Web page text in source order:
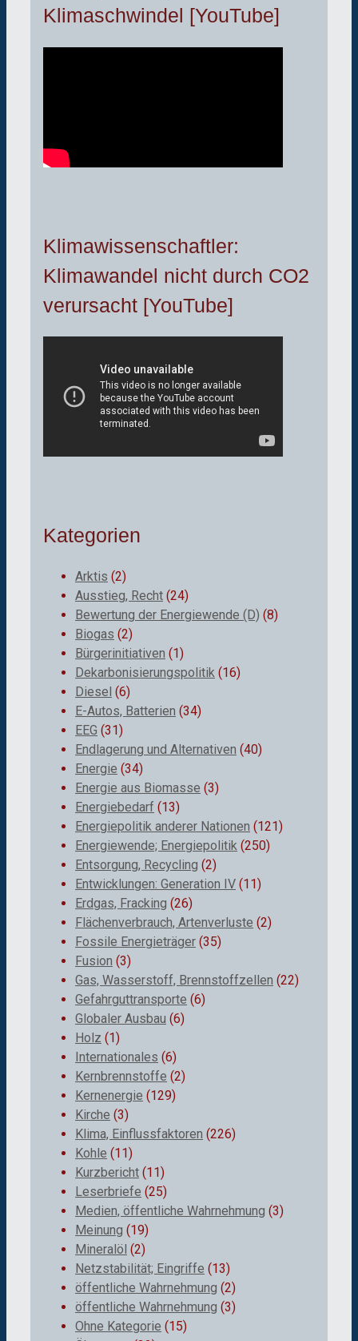
Klimaschwindel [YouTube]
Klimawissenschaftler:
Klimawandel nicht durch CO2
verursacht [YouTube]
Kategorien
Arktis (2)
Ausstieg, Recht (24)
Bewertung der Energiewende (D) (8)
Biogas (2)
Bürgerinitiativen (1)
Dekarbonisierungspolitik (16)
Diesel (6)
E-Autos, Batterien (34)
EEG (31)
Endlagerung und Alternativen (40)
Energie (34)
Energie aus Biomasse (3)
Energiebedarf (13)
Energiepolitik anderer Nationen (121)
Energiewende; Energiepolitik (250)
Entsorgung, Recycling (2)
Entwicklungen: Generation IV (11)
Erdgas, Fracking (26)
Flächenverbrauch, Artenverluste (2)
Fossile Energieträger (35)
Fusion (3)
Gas, Wasserstoff, Brennstoffzellen (22)
Gefahrguttransporte (6)
Globaler Ausbau (6)
Holz (1)
Internationales (6)
Kernbrennstoffe (2)
Kernenergie (129)
Kirche (3)
Klima, Einflussfaktoren (226)
Kohle (11)
Kurzbericht (11)
Leserbriefe (25)
Medien, öffentliche Wahrnehmung (3)
Meinung (19)
Mineralöl (2)
Netzstabilität; Eingriffe (13)
öffentliche Wahrnehmung (2)
öffentliche Wahrnehmung (3)
Ohne Kategorie (15)